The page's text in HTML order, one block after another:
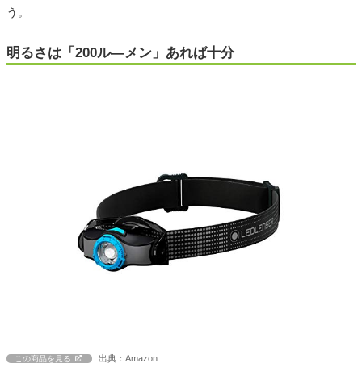
う。
明るさは「200ル―メン」あれば十分
この商品を見る 出典：Amazon